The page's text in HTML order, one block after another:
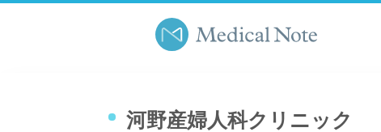
河野産婦人科クリニック